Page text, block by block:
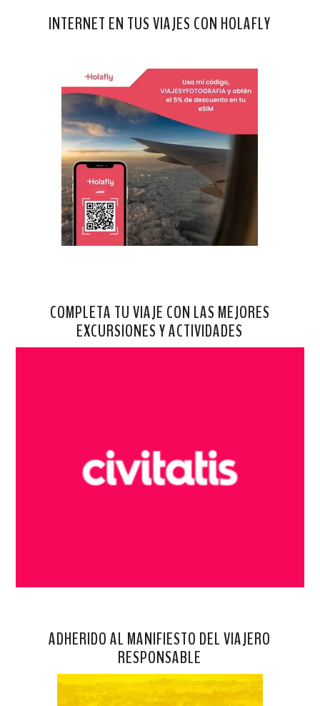
INTERNET EN TUS VIAJES CON HOLAFLY
COMPLETA TU VIAJE CON LAS MEJORES
EXCURSIONES Y ACTIVIDADES
ADHERIDO AL MANIFIESTO DEL VIAJERO
RESPONSABLE